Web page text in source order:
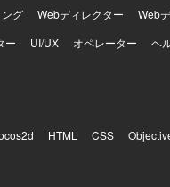
グ Webディレクター Web
ー UI/UX オペレーター ヘ
HTML CSS